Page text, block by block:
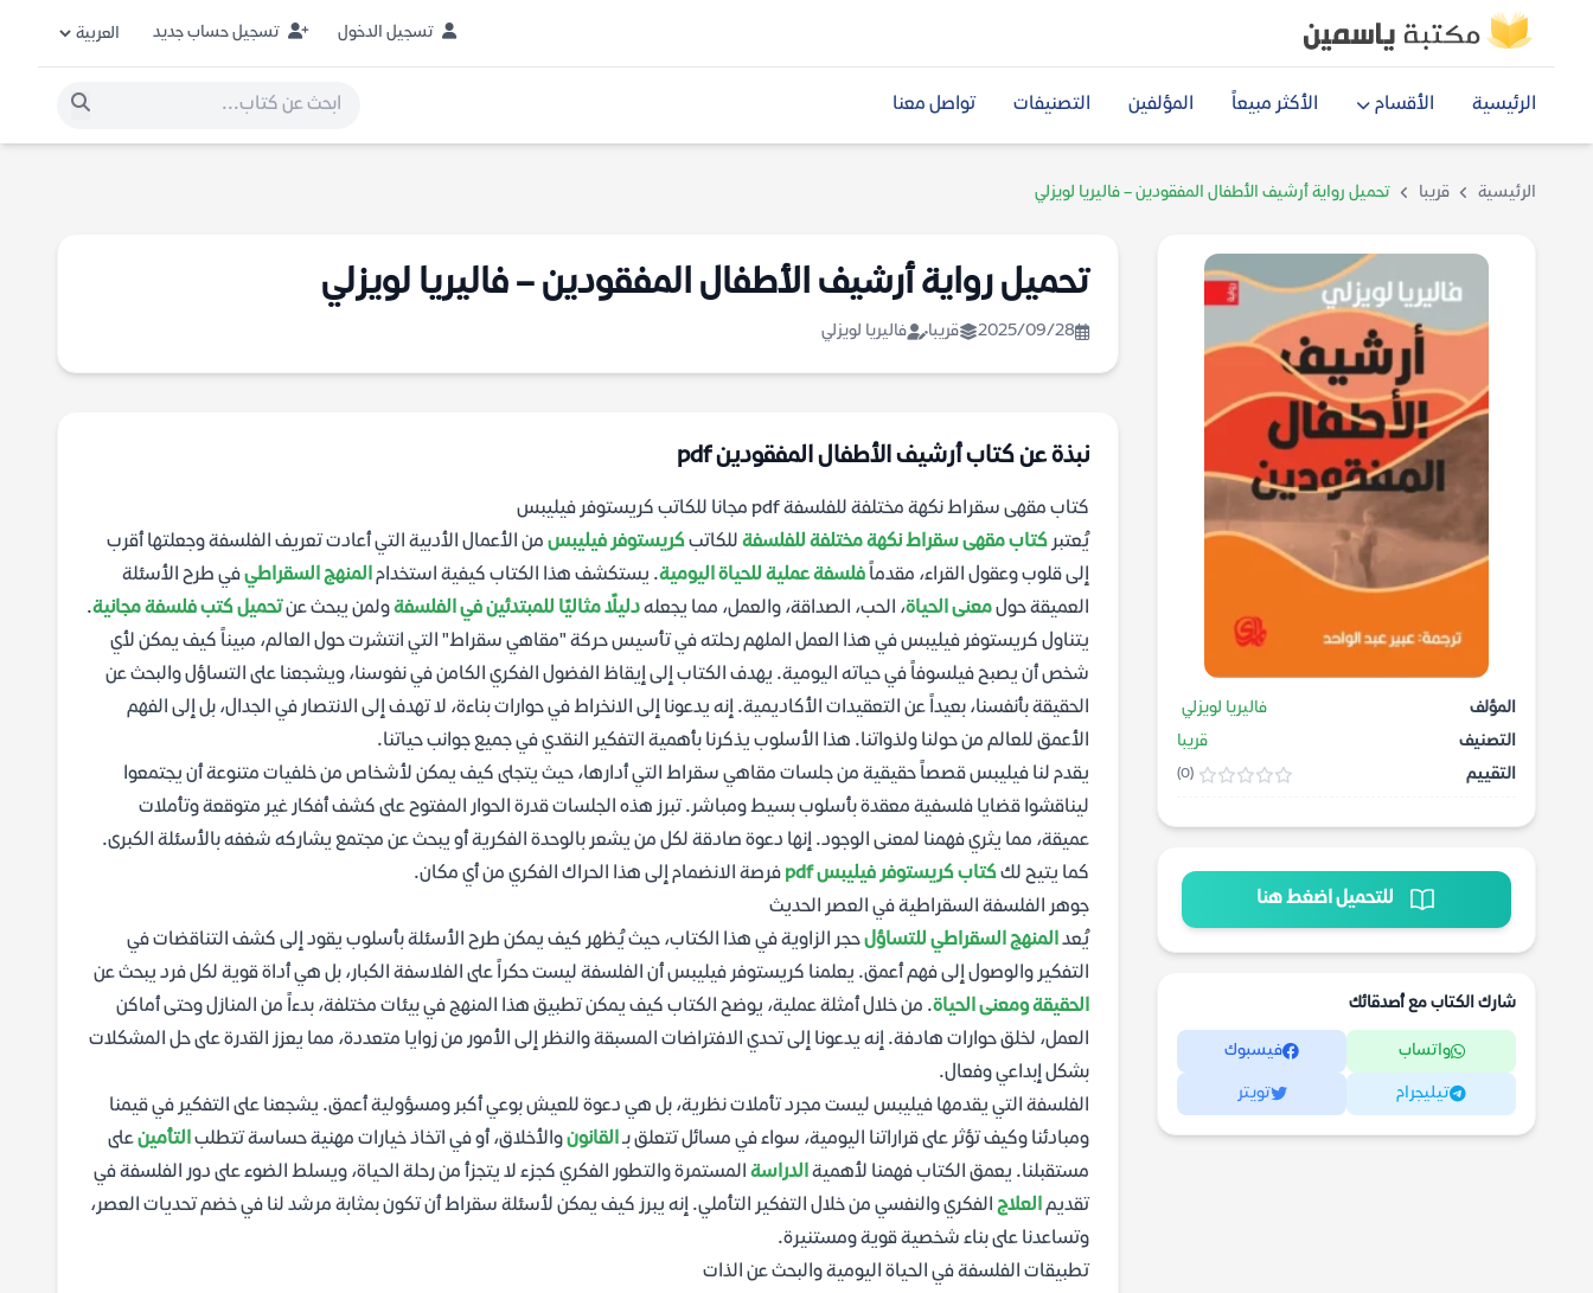
تسجيل الدخول تسجيل حساب جديد
الرئيسية الأقسام الأكثر مبيعاً المؤلفين التصنيفات تواصل معنا
الرئيسية قريبا تحميل رواية أرشيف الأطفال المفقودين – فاليريا لويزلي
المؤلف
فاليريا لويزلي
التصنيف
قريبا
التقييم
(0)
للتحميل اضغط هنا
شارك الكتاب مع أصدقائك
واتساب فيسبوك
تيليجرام تويتر
تحميل رواية أرشيف الأطفال المفقودين – فاليريا لويزلي
2025/09/28 قريبا فاليريا لويزلي
نبذة عن كتاب أرشيف الأطفال المفقودين pdf
كتاب مقهى سقراط نكهة مختلفة للفلسفة pdf مجانا للكاتب كريستوفر فيليبس
يُعتبر كتاب مقهى سقراط نكهة مختلفة للفلسفة للكاتبكريستوفر فيليبس من الأعمال الأدبية التي أعادت تعريف الفلسفة وجعلتها أقرب
إلى قلوب وعقول القراء، مقدماً فلسفة عملية للحياة اليومية. يستكشف هذا الكتاب كيفية استخدامالمنهج السقراطيفي طرح الأسئلة
العميقة حولمعنى الحياة، الحب، الصداقة، والعمل، مما يجعلهدليلًا مثاليًا للمبتدئين في الفلسفةولمن يبحث عنتحميل كتب فلسفة مجانية.
يتناول كريستوفر فيليبس في هذا العمل الملهم رحلته في تأسيس حركة "مقاهي سقراط" التي انتشرت حول العالم، مبيناً كيف يمكن لأي
شخص أن يصبح فيلسوفاً في حياته اليومية. يهدف الكتاب إلى إيقاظ الفضول الفكري الكامن في نفوسنا، ويشجعنا على التساؤل والبحث عن
الحقيقة بأنفسنا، بعيداً عن التعقيدات الأكاديمية. إنه يدعونا إلى الانخراط في حوارات بناءة، لا تهدف إلى الانتصار في الجدال، بل إلى الفهم
الأعمق للعالم من حولنا ولذواتنا. هذا الأسلوب يذكرنا بأهمية التفكير النقدي في جميع جوانب حياتنا.
يقدم لنا فيليبس قصصاً حقيقية من جلسات مقاهي سقراط التي أدارها، حيث يتجلى كيف يمكن لأشخاص من خلفيات متنوعة أن يجتمعوا
ليناقشوا قضايا فلسفية معقدة بأسلوب بسيط ومباشر. تبرز هذه الجلسات قدرة الحوار المفتوح على كشف أفكار غير متوقعة وتأملات
عميقة، مما يثري فهمنا لمعنى الوجود. إنها دعوة صادقة لكل من يشعر بالوحدة الفكرية أو يبحث عن مجتمع يشاركه شغفه بالأسئلة الكبرى.
كما يتيح لككتاب كريستوفر فيليبس pdf
فرصة الانضمام إلى هذا الحراك الفكري من أي مكان.
جوهر الفلسفة السقراطية في العصر الحديث
يُعدالمنهج السقراطي للتساؤلحجر الزاوية في هذا الكتاب، حيث يُظهر كيف يمكن طرح الأسئلة بأسلوب يقود إلى كشف التناقضات في
التفكير والوصول إلى فهم أعمق. يعلمنا كريستوفر فيليبس أن الفلسفة ليست حكراً على الفلاسفة الكبار، بل هي أداة قوية لكل فرد يبحث عن
الحقيقة ومعنى الحياة. من خلال أمثلة عملية، يوضح الكتاب كيف يمكن تطبيق هذا المنهج في بيئات مختلفة، بدءاً من المنازل وحتى أماكن
العمل، لخلق حوارات هادفة. إنه يدعونا إلى تحدي الافتراضات المسبقة والنظر إلى الأمور من زوايا متعددة، مما يعزز القدرة على حل المشكلات
بشكل إبداعي وفعال.
الفلسفة التي يقدمها فيليبس ليست مجرد تأملات نظرية، بل هي دعوة للعيش بوعي أكبر ومسؤولية أعمق. يشجعنا على التفكير في قيمنا
ومبادئنا وكيف تؤثر على قراراتنا اليومية، سواء في مسائل تتعلق بـالقانونوالأخلاق، أو في اتخاذ خيارات مهنية حساسة تتطلبالتأمينعلى
مستقبلنا. يعمق الكتاب فهمنا لأهميةالدراسة المستمرة والتطور الفكري كجزء لا يتجزأ من رحلة الحياة، ويسلط الضوء على دور الفلسفة في
تقديمالعلاج الفكري والنفسي من خلال التفكير التأملي. إنه يبرز كيف يمكن لأسئلة سقراط أن تكون بمثابة مرشد لنا في خضم تحديات العصر،
وتساعدنا على بناء شخصية قوية ومستنيرة.
تطبيقات الفلسفة في الحياة اليومية والبحث عن الذات